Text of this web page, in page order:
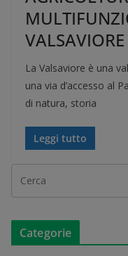
VALSAVIORE
La Valsaviore è una
una via d’accesso al
di natura, storia
Leggi tutto
Categorie